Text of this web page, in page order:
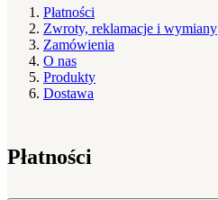
Płatności
Zwroty, reklamacje i wymiany
Zamówienia
O nas
Produkty
Dostawa
Płatności